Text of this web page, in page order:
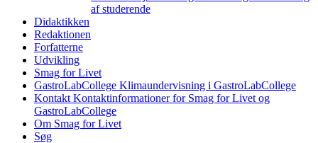
af studerende
Didaktikken
Redaktionen
Forfatterne
Udvikling
Smag for Livet
GastroLabCollege Klimaundervisning i GastroLabCollege
Kontakt Kontaktinformationer for Smag for Livet og
GastroLabCollege
Om Smag for Livet
Søg